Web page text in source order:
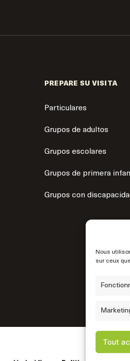
Nous
sur ceux
Tout
PREPARE SU VISITA
Particulares
Grupos de adultos
Grupos escolares
Grupos de primera
Grupos con
©